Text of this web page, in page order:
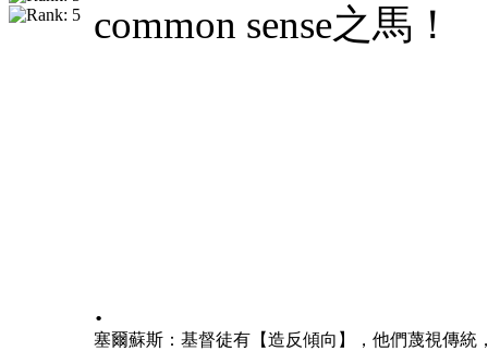
common sense之馬！
.
塞爾蘇斯：基督徒有【造反傾向】，他們蔑視傳